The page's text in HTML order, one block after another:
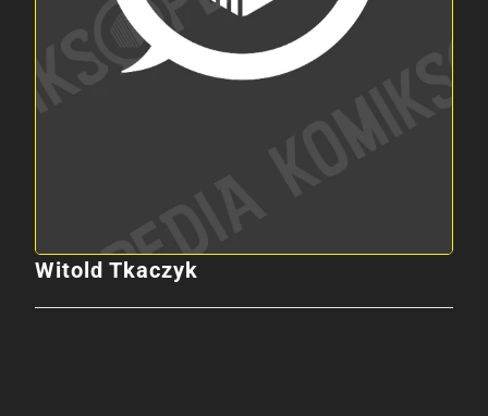
Witold Tkaczyk